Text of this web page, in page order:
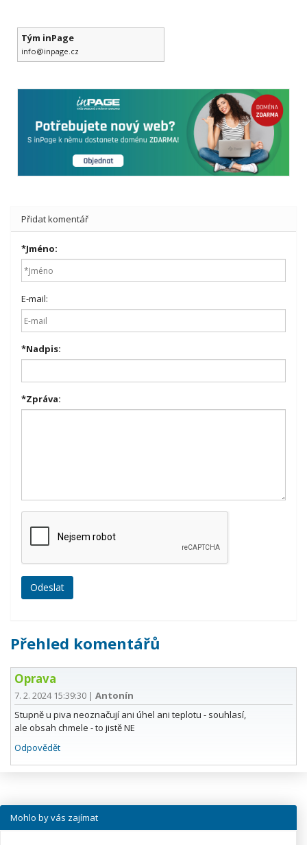
Tým inPage
info@inpage.cz
Přidat komentář
*Jméno:
E-mail:
*Nadpis:
*Zpráva:
Přehled komentářů
Oprava
7. 2. 2024 15:39:30 | Antonín
Stupně u piva neoznačují ani úhel ani teplotu - souhlasí,
ale obsah chmele - to jistě NE
Odpovědět
Mohlo by vás zajímat